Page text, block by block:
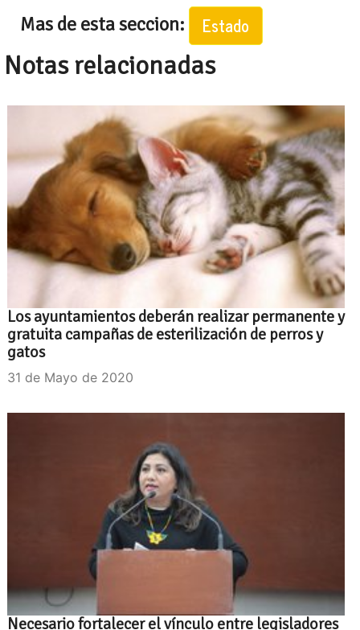
Mas de esta seccion: Estado
Notas relacionadas
Los ayuntamientos deberán realizar permanente y
gratuita campañas de esterilización de perros y
gatos
31 de Mayo de 2020
Necesario fortalecer el vínculo entre legisladores